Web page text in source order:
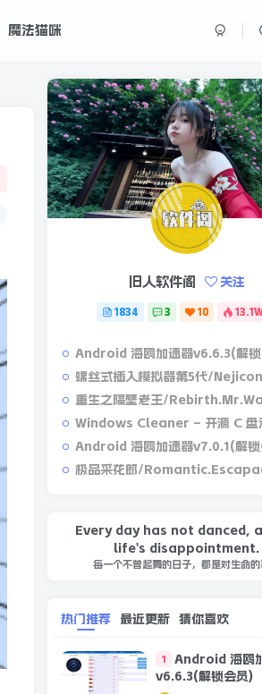
魔法猫咪
旧人软件阁 关注
1834 3 10
Android 海鸥加速器v6.6.3(解锁
螺丝式插入模拟器第5代/
重生之隔壁老王/
Windows Cleaner – 开源 C 盘
Android 海鸥加速器v7.0.1(解锁
极品采花郎/
Every day has not danced,
life's disappointment.
每一个不曾起舞的日子，都是对生命
热门推荐 最近更新 猜你喜欢
1
Android 海鸥
v6.6.3(解锁会员)